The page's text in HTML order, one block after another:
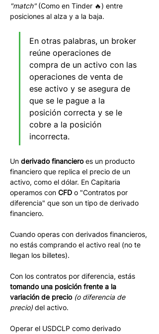
"match" (Como en Tinder 🔥) entre
posiciones al alza y a la baja.
En otras palabras, un broker
reúne operaciones de
compra de un activo con las
operaciones de venta de
ese activo y se asegura de
que se le pague a la
posición correcta y se le
cobre a la posición
incorrecta.
Un derivado financiero es un producto
financiero que replica el precio de un
activo, como el dólar. En Capitaria
operamos con CFD o "Contratos por
diferencia" que son un tipo de derivado
financiero.
Cuando operas con derivados financieros,
no estás comprando el activo real (no te
llegan los billetes).
Con los contratos por diferencia, estás
tomando una posición frente a la
variación de precio (o diferencia de
precio) del activo.
Operar el USDCLP como derivado